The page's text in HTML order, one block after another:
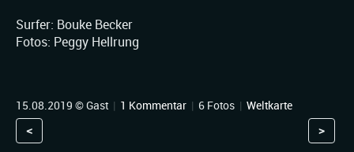
Surfer: Bouke Becker
Fotos: Peggy Hellrung
15.08.2019 © Gast | 1 Kommentar | 6 Fotos | Weltkarte
< >